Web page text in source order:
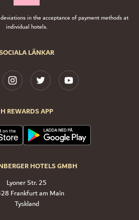
LÄNKAR
H REWARDS APP
HOTELS GMBH
Lyoner Str. 25
Frankfurt am Main
Tyskland
in the acceptance of payment methods at
individual hotels.